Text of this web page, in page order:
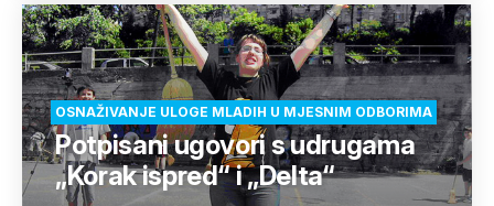
OSNAŽIVANJE ULOGE MLADIH U MJESNIM ODBORIMA
Potpisani ugovori s udrugama
„Korak ispred“ i „Delta“